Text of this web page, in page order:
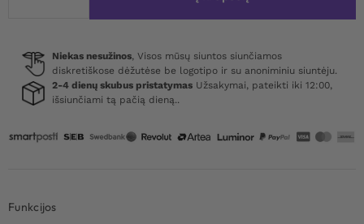
Doorway
Play
Over-
Door
Niekas nesužinos, Visos mūsų siuntos siunčiamos
diskretiškose dėžutėse be logotipo ir su anoniminiu siuntėju.
2-4 dienų skubus pristatymas Užsakymai, pateikti iki 12:00,
išsiunčiami tą pačią dieną..
Funkcijos